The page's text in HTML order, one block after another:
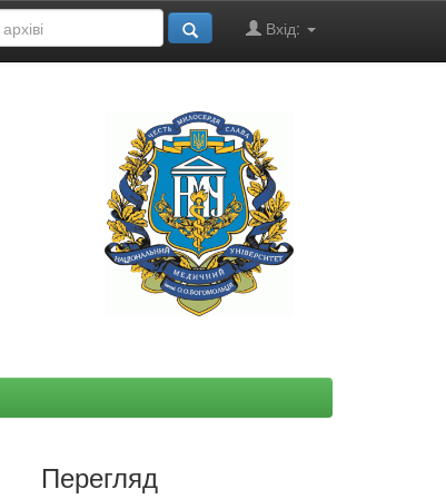
Вхід:
Перегляд